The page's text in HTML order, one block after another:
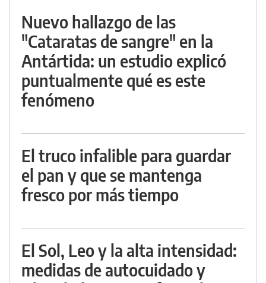
Nuevo hallazgo de las
"Cataratas de sangre" en la
Antártida: un estudio explicó
puntualmente qué es este
fenómeno
El truco infalible para guardar
el pan y que se mantenga
fresco por más tiempo
El Sol, Leo y la alta intensidad:
medidas de autocuidado y